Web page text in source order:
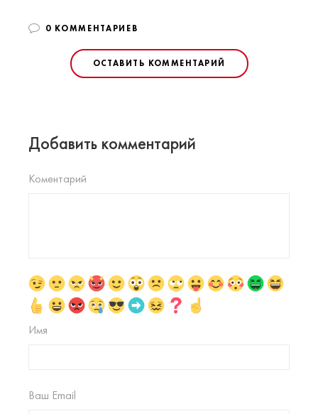
0 КОММЕНТАРИЕВ
ОСТАВИТЬ КОММЕНТАРИЙ
Добавить комментарий
Коментарий
Имя
Ваш Email